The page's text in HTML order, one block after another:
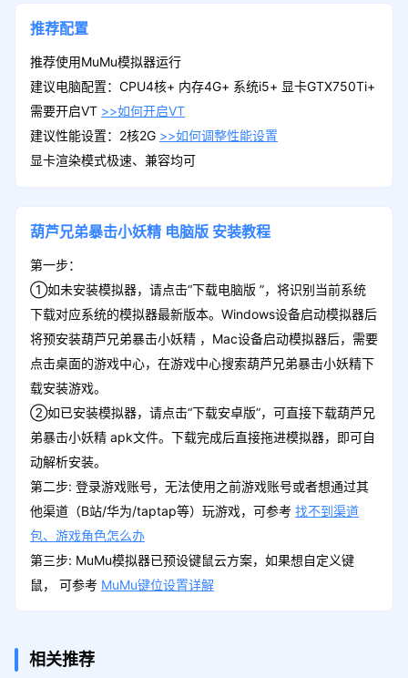
推荐配置
推荐使用MuMu模拟器运行
建议电脑配置：CPU4核+ 内存4G+ 系统i5+ 显卡GTX750Ti+
需要开启VT >>如何开启VT
建议性能设置：2核2G >>如何调整性能设置
显卡渲染模式极速、兼容均可
葫芦兄弟暴击小妖精 电脑版 安装教程
第一步：
①如未安装模拟器，请点击“下载电脑版 ”，将识别当前系统
下载对应系统的模拟器最新版本。Windows设备启动模拟器后
将预安装葫芦兄弟暴击小妖精 ，Mac设备启动模拟器后，需要
点击桌面的游戏中心，在游戏中心搜索葫芦兄弟暴击小妖精下
载安装游戏。
②如已安装模拟器，请点击“下载安卓版”，可直接下载葫芦兄
弟暴击小妖精 apk文件。下载完成后直接拖进模拟器，即可自
动解析安装。
第二步: 登录游戏账号，无法使用之前游戏账号或者想通过其
他渠道（B站/华为/taptap等）玩游戏，可参考 找不到渠道
包、游戏角色怎么办
第三步: MuMu模拟器已预设键鼠云方案，如果想自定义键
鼠， 可参考 MuMu键位设置详解
相关推荐